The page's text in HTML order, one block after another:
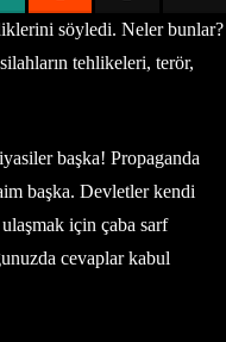
söyledi. Neler bunlar?
tehlikeleri, terör,
başka! Propaganda
başka. Devletler kendi
için çaba sarf
cevaplar kabul